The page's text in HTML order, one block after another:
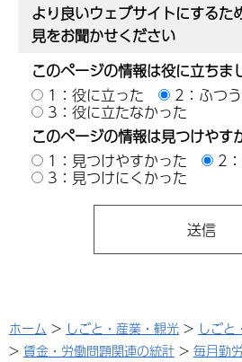
より良いウェブサイトにするた
見をお聞かせください
このページの情報は役に立ちま
1：役に立った
2：ふつう
3：役に立たなかった
このページの情報は見つけやす
1：見つけやすかった
2
3：見つけにくかった
ホーム > しごと・産業・観光 > しごと
> 賃金・労働問題関連の統計 > 毎月勤